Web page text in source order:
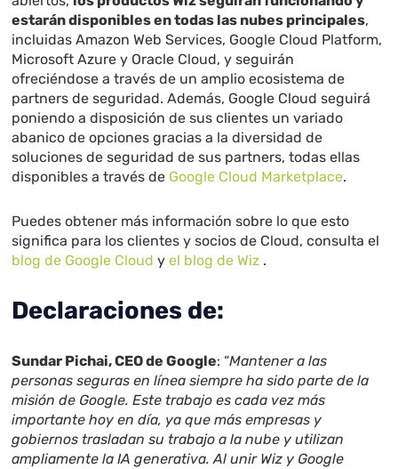
estarán disponibles en todas las nubes principales,
incluidas Amazon Web Services, Google Cloud Platform,
Microsoft Azure y Oracle Cloud, y seguirán
ofreciéndose a través de un amplio ecosistema de
partners de seguridad. Además, Google Cloud seguirá
poniendo a disposición de sus clientes un variado
abanico de opciones gracias a la diversidad de
soluciones de seguridad de sus partners, todas ellas
disponibles a través de Google Cloud Marketplace.
Puedes obtener más información sobre lo que esto
significa para los clientes y socios de Cloud, consulta el
blog de Google Cloudyel blog de Wiz .
Declaraciones de:
Sundar Pichai, CEO de Google: “Mantener a las
personas seguras en línea siempre ha sido parte de la
misión de Google. Este trabajo es cada vez más
importante hoy en día, ya que más empresas y
gobiernos trasladan su trabajo a la nube y utilizan
ampliamente la IA generativa. Al unir Wiz y Google